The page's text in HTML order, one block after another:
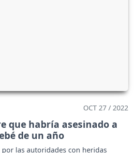
OCT 27 / 2022
que habría asesinado a
de un año
las autoridades con heridas